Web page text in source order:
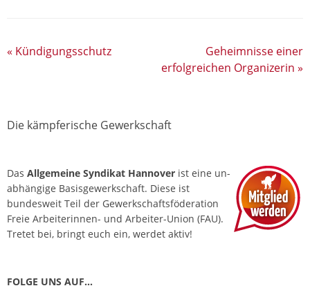
« Kündigungsschutz
Geheimnisse einer
erfolgreichen Organizerin »
Die kämpferische Gewerkschaft
Das Allgemeine Syndikat Hannover ist eine un­
abhängige Basis­gewerkschaft. Diese ist
bundesweit Teil der Gewerkschafts­föderation
Freie Arbeiterinnen- und Arbeiter-Union (FAU).
Tretet bei, bringt euch ein, werdet aktiv!
FOLGE UNS AUF…